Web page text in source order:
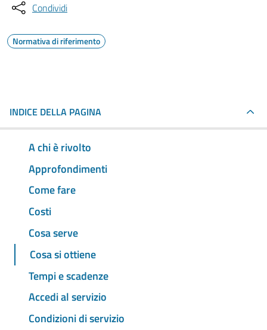
Condividi
Normativa di riferimento
INDICE DELLA PAGINA
A chi è rivolto
Approfondimenti
Come fare
Costi
Cosa serve
Cosa si ottiene
Tempi e scadenze
Accedi al servizio
Condizioni di servizio